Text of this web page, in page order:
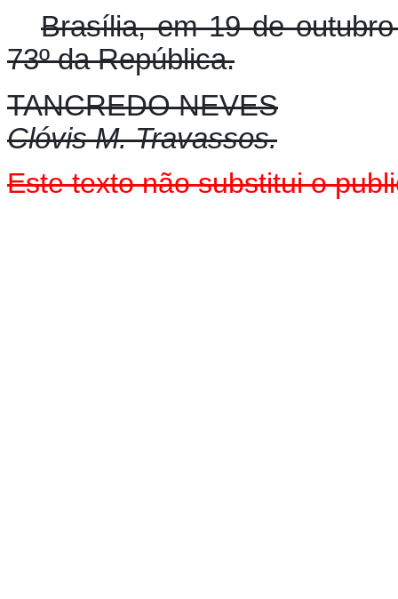
Brasília, em 19 de
73º da República.
TANCREDO NEVES
Clóvis M. Travassos.
Este texto não substitui o